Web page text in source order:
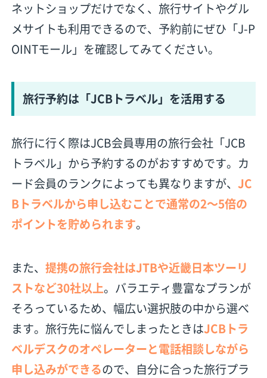
ネットショップだけでなく、旅行サイトやグル
メサイトも利用できるので、予約前にぜひ「J-P
OINTモール 」を確認してみてください。
旅行予約は「JCBトラベル」を活用する
旅行に行く際はJCB会員専用の旅行会社「JCB
トラベル」から予約するのがおすすめです。カ
ード会員のランクによっても異なりますが、JC
Bトラベルから申し込むことで通常の2〜5倍の
ポイントを貯められます。
また、提携の旅行会社はJTBや近畿日本ツーリ
ストなど30社以上。バラエティ豊富なプランが
そろっているため、幅広い選択肢の中から選べ
ます。旅行先に悩んでしまったときはJCBトラ
ベルデスクのオペレーターと電話相談しながら
申し込みができるので、自分に合った旅行プラ